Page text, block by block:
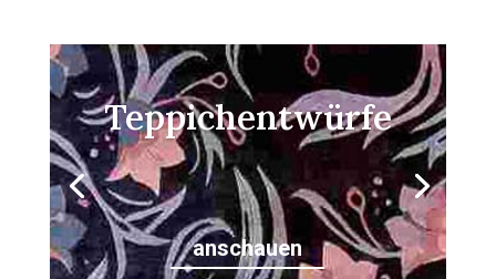
Teppich­entwürfe
anschauen